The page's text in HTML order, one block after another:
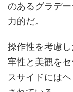
のあるグラデ
力的だ。
操作性を考慮
牢性と美観を
スサイドには